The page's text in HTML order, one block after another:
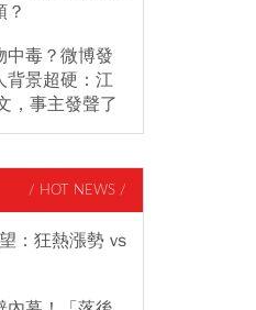
中毒？微博發
背景超硬：江
，事主發聲了
/ HOT NEWS /
：狂熱漲勢 vs